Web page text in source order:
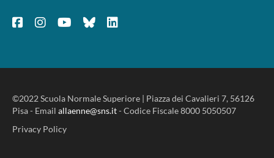
©2022 Scuola Normale Superiore | Piazza dei Cavalieri 7, 56126
Pisa - Email allaenne@sns.it- Codice Fiscale 8000 5050507
Privacy Policy